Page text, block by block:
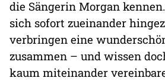
die Sängerin Morgan
sich sofort zueinander
verbringen eine
zusammen – und wissen
kaum miteinander